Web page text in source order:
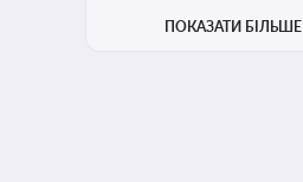
ПОКАЗАТИ БІЛЬШЕ